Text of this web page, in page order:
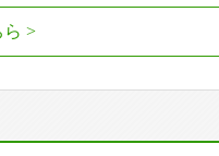
十世紀が丘戸山町、二十世
世紀が丘丸山町、二十世紀
口、平賀、二ツ木、二ツ木
花島、稔台、三矢小台、六
城趾駅